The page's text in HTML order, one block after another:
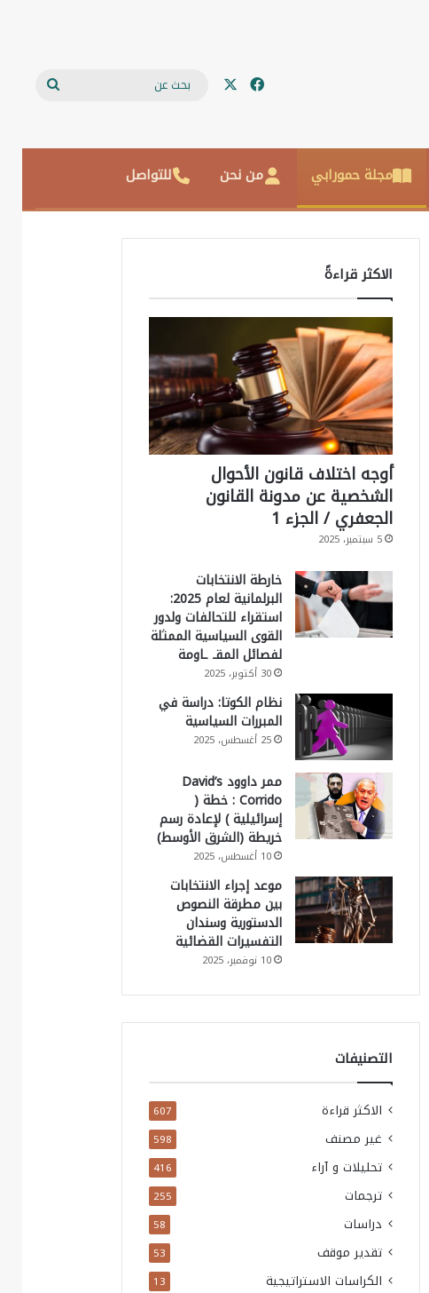
فيسبوك
مجلة حمورابي من نحن للتواصل
الاكثر قراءةً
أوجه اختلاف قانون الأحوال
الشخصية عن مدونة القانون
الجعفري / الجزء 1
5 سبتمبر، 2025
خارطة الانتخابات
البرلمانية لعام 2025:
استقراء للتحالفات ولدور
القوى السياسية الممثلة
لفصائل المقـ ـاومة
30 أكتوبر، 2025
نظام الكوتا: دراسة في
المبررات السياسية
25 أغسطس، 2025
ممر داوود David’s
Corrido : خطة (
إسرائيلية ) لإعادة رسم
خريطة (الشرق الأوسط)
10 أغسطس، 2025
موعد إجراء الانتخابات
بين مطرقة النصوص
الدستورية وسندان
التفسيرات القضائية
10 نوفمبر، 2025
التصنيفات
الاكثر قراءة 607
غير مصنف 598
تحليلات و آراء 416
ترجمات 255
دراسات 58
تقدير موقف 53
الكراسات الاستراتيجية 13